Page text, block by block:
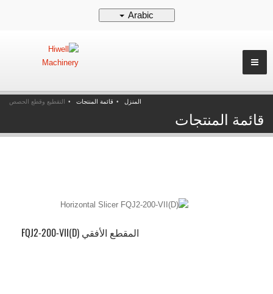
Arabic
قائمة المنتجات
المنزل قائمة المنتجات التقطيع وقطع الحصص
المقطع الأفقي FQJ2-200-VII(D)